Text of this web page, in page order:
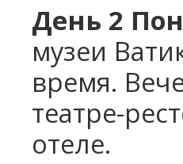
День 2
музеи
время.
театре-
отеле.